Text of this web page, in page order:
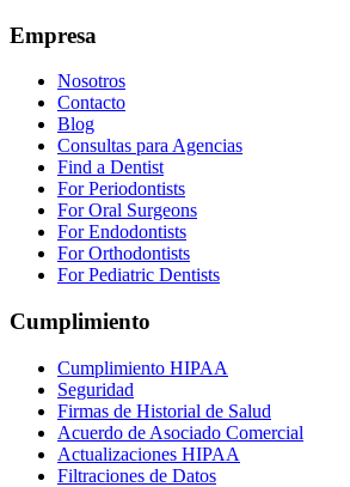
Empresa
Nosotros
Contacto
Blog
Consultas para Agencias
Find a Dentist
For Periodontists
For Oral Surgeons
For Endodontists
For Orthodontists
For Pediatric Dentists
Cumplimiento
Cumplimiento HIPAA
Seguridad
Firmas de Historial de Salud
Acuerdo de Asociado Comercial
Actualizaciones HIPAA
Filtraciones de Datos